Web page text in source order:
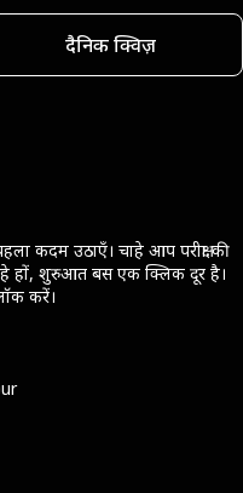
दैनिक क्विज़
कदम उठाएँ। चाहे आप परीक्षा की
रहे हों, शुरुआत बस एक क्लिक दूर है।
करें।